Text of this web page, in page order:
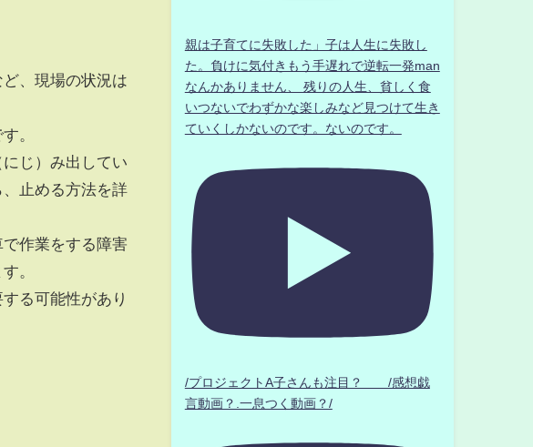
、現場の状況は
。
じ）み出してい
止める方法を詳
作業をする障害
。
る可能性があり
親は子育てに失敗した」子は人生に失敗し
た。負けに気付きもう手遅れで逆転一発man
なんかありません、 残りの人生、貧しく食
いつないでわずかな楽しみなど見つけて生き
ていくしかないのです。ないのです。
/プロジェクトA子さんも注目？ /感想戯
言動画？.一息つく動画？/